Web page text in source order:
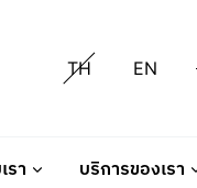
TH EN
รา บริการของเรา